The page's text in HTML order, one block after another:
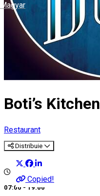
Magyar
Boti’s Kitchen
Restaurant
Distribuie
Copied!
07:00 - 19:00